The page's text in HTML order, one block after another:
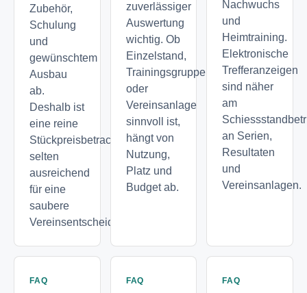
Zubehör,
Schulung
und
gewünschtem
Ausbau
ab.
Deshalb ist
eine reine
Stückpreisbetrachtung
selten
ausreichend
für eine
saubere
Vereinsentscheidung.
zuverlässiger
Auswertung
wichtig. Ob
Einzelstand,
Trainingsgruppe
oder
Vereinsanlage
sinnvoll ist,
hängt von
Nutzung,
Platz und
Budget ab.
Nachwuchs
und
Heimtraining.
Elektronische
Trefferanzeigen
sind näher
am
an Serien,
Resultaten
und
Vereinsanlagen.
FAQ FAQ FAQ